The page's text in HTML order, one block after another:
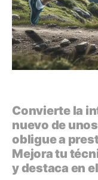
Convierte la
nuevo de
obligue a
Mejora tu
y destaca en